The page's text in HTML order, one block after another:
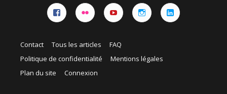
Contact Tous les articles
FAQ
Politique de confidentialité
Mentions légales
Plan du site
Connexion